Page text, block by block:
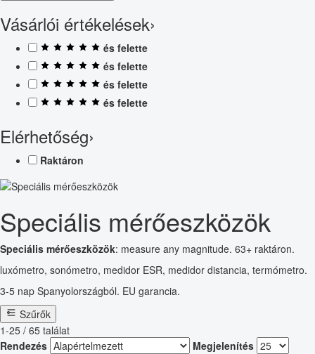
Vásárlói értékelések›
és felette
és felette
és felette
és felette
Elérhetőség›
Raktáron
Speciális mérőeszközök
Speciális mérőeszközök: measure any magnitude. 63+ raktáron.
luxómetro, sonómetro, medidor ESR, medidor distancia, termómetro.
3-5 nap Spanyolországból. EU garancia.
Szűrők
1-25 / 65 találat
Rendezés
Megjelenítés